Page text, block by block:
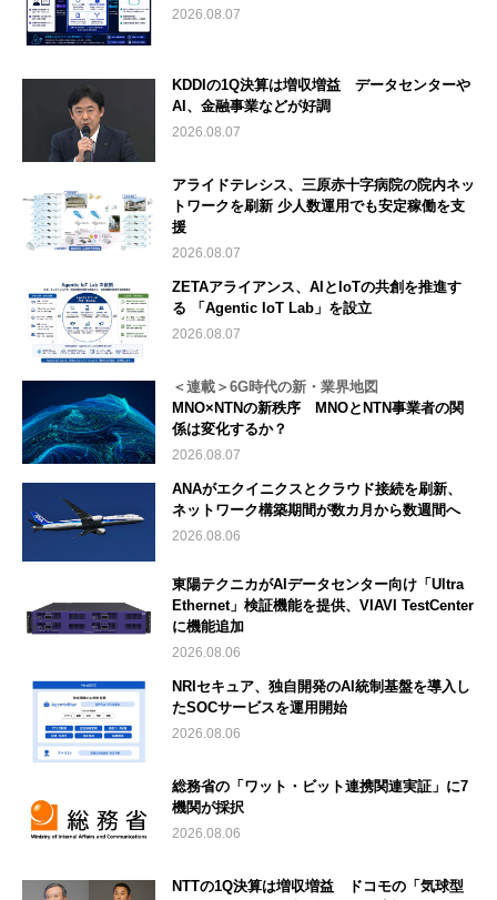
2026.08.07
KDDIの1Q決算は増収増益 データセンターや
AI、金融事業などが好調
2026.08.07
アライドテレシス、三原赤十字病院の院内ネッ
トワークを刷新 少人数運用でも安定稼働を支
援
2026.08.07
ZETAアライアンス、AIとIoTの共創を推進す
る 「Agentic IoT Lab」を設立
2026.08.07
＜連載＞6G時代の新・業界地図
MNO×NTNの新秩序 MNOとNTN事業者の関
係は変化するか？
2026.08.07
ANAがエクイニクスとクラウド接続を刷新、
ネットワーク構築期間が数カ月から数週間へ
2026.08.06
東陽テクニカがAIデータセンター向け「Ultra
Ethernet」検証機能を提供、VIAVI TestCenter
に機能追加
2026.08.06
NRIセキュア、独自開発のAI統制基盤を導入し
たSOCサービスを運用開始
2026.08.06
総務省の「ワット・ビット連携関連実証」に7
機関が採択
2026.08.06
NTTの1Q決算は増収増益 ドコモの「気球型